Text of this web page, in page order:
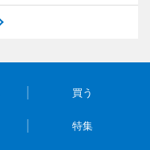
買う
特集